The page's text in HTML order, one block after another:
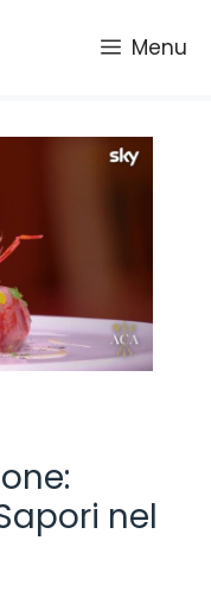
Menu
nel